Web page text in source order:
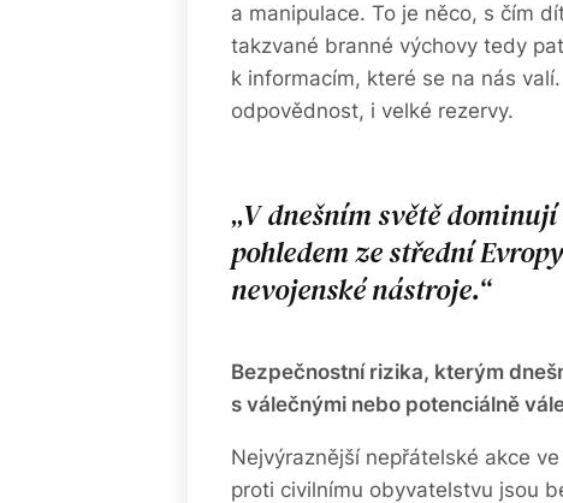
a manipulace. To je něco, s čím
takzvané branné výchovy tedy
k informacím, které se na nás
odpovědnost, i velké rezervy.
V dnešním světě
pohledem ze střední
nevojenské nástroje.
Bezpečnostní rizika, kterým
s válečnými nebo potenciálně
Nejvýraznější nepřátelské akce
proti civilnímu obyvatelstvu jsou